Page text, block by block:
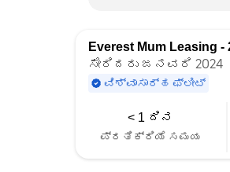
Everest Mum Leasing -
ಸೇರಿದರು ಜನವರಿ 2024
ವಿಶ್ವಾಸಾರ್ಹ ಫ್ಲೀಟ್
< 1 ದಿನ
ಪ್ರತಿಕ್ರಿಯೆ ಸಮಯ